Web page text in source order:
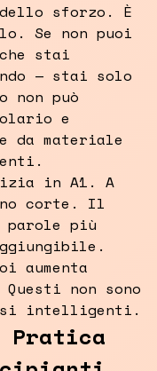
sforzo. È
Se non puoi
stai
— stai solo
non può
e
da materiale
in A1. A
corte. Il
più
aumenta
non sono
intelligenti.